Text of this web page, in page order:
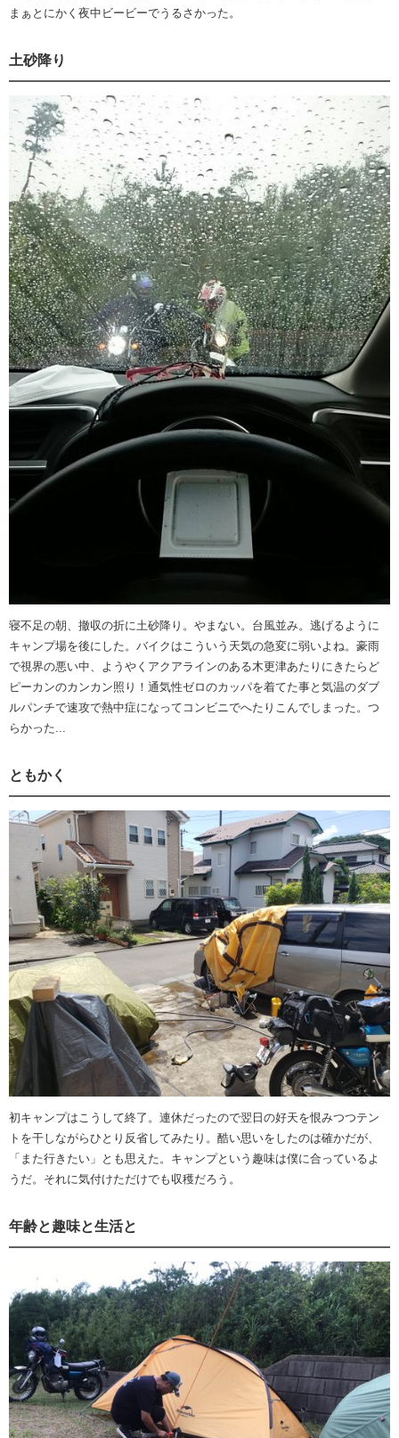
まぁとにかく夜中ビービーでうるさかった。
土砂降り
寝不足の朝、撤収の折に土砂降り。やまない。台風並み。逃げるように
キャンプ場を後にした。バイクはこういう天気の急変に弱いよね。豪雨
で視界の悪い中、ようやくアクアラインのある木更津あたりにきたらど
ピーカンのカンカン照り！通気性ゼロのカッパを着てた事と気温のダブ
ルパンチで速攻で熱中症になってコンビニでへたりこんでしまった。つ
らかった...
ともかく
初キャンプはこうして終了。連休だったので翌日の好天を恨みつつテン
トを干しながらひとり反省してみたり。酷い思いをしたのは確かだが、
「また行きたい」とも思えた。キャンプという趣味は僕に合っているよ
うだ。それに気付けただけでも収穫だろう。
年齢と趣味と生活と